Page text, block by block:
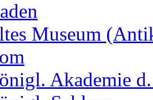
Museum
Akademie